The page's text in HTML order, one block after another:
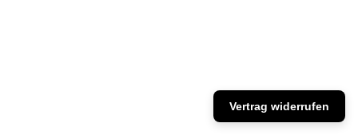
Vertrag widerrufen